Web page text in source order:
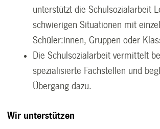
unterstützt die Schulsozialarbeit
schwierigen Situationen mit
Schüler:innen, Gruppen oder
Die Schulsozialarbeit vermittelt
spezialisierte Fachstellen und
Übergang dazu.
Wir unterstützen